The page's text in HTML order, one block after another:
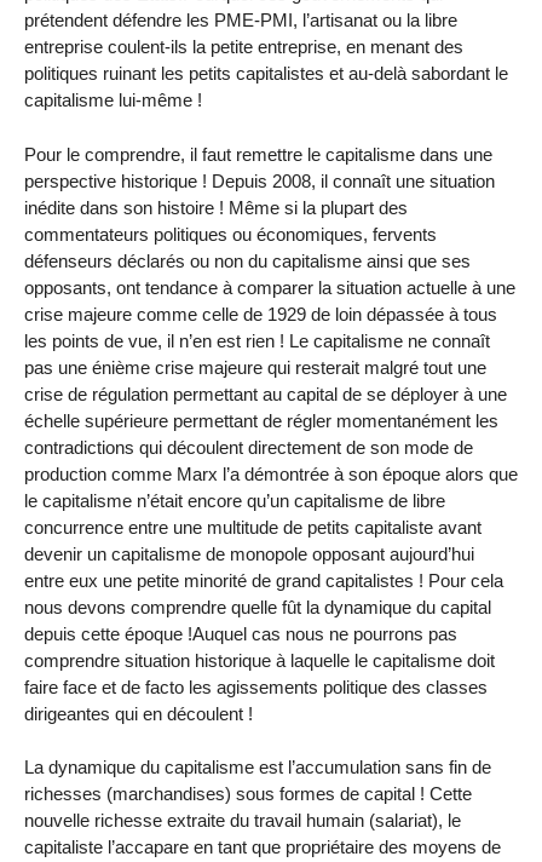
prétendent défendre les PME-PMI, l’artisanat ou la libre
entreprise coulent-ils la petite entreprise, en menant des
politiques ruinant les petits capitalistes et au-delà sabordant le
capitalisme lui-même !
Pour le comprendre, il faut remettre le capitalisme dans une
perspective historique ! Depuis 2008, il connaît une situation
inédite dans son histoire ! Même si la plupart des
commentateurs politiques ou économiques, fervents
défenseurs déclarés ou non du capitalisme ainsi que ses
opposants, ont tendance à comparer la situation actuelle à une
crise majeure comme celle de 1929 de loin dépassée à tous
les points de vue, il n’en est rien ! Le capitalisme ne connaît
pas une énième crise majeure qui resterait malgré tout une
crise de régulation permettant au capital de se déployer à une
échelle supérieure permettant de régler momentanément les
contradictions qui découlent directement de son mode de
production comme Marx l’a démontrée à son époque alors que
le capitalisme n’était encore qu’un capitalisme de libre
concurrence entre une multitude de petits capitaliste avant
devenir un capitalisme de monopole opposant aujourd’hui
entre eux une petite minorité de grand capitalistes ! Pour cela
nous devons comprendre quelle fût la dynamique du capital
depuis cette époque !Auquel cas nous ne pourrons pas
comprendre situation historique à laquelle le capitalisme doit
faire face et de facto les agissements politique des classes
dirigeantes qui en découlent !
La dynamique du capitalisme est l’accumulation sans fin de
richesses (marchandises) sous formes de capital ! Cette
nouvelle richesse extraite du travail humain (salariat), le
capitaliste l’accapare en tant que propriétaire des moyens de